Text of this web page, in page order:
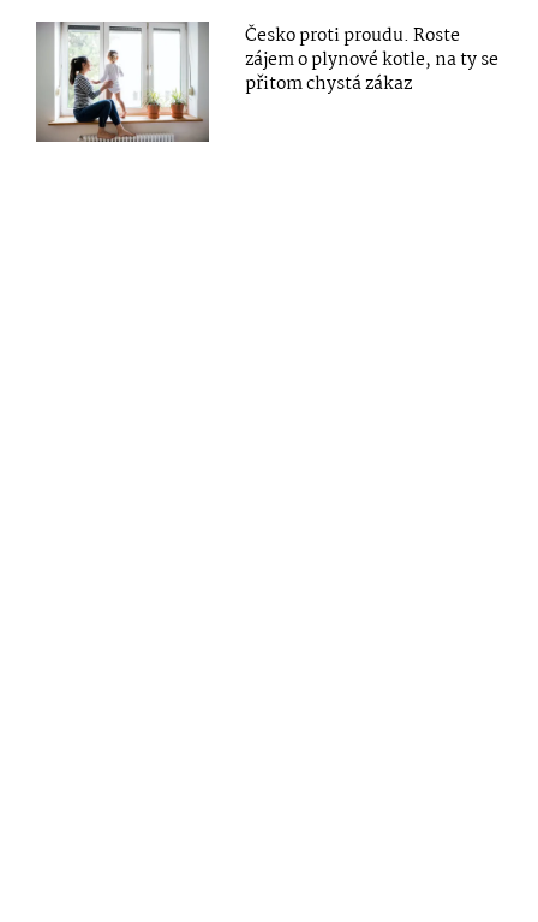
Česko proti proudu. Roste
zájem o plynové kotle, na ty se
přitom chystá zákaz